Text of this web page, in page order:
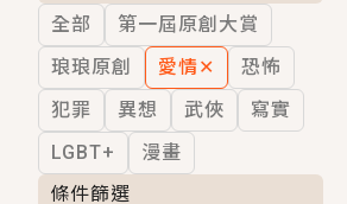
GL｜《夏日與檸檬與
BL｜《費洛蒙中毒》
OMG你嚇到我了｜《
言情｜《國語推行員
全部
第一屆原創大賞
琅琅原創
愛情✕
恐怖
犯罪
異想 武俠
寫實
LGBT+
漫畫
條件篩選